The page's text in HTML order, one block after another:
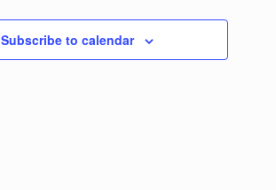
Subscribe to calendar